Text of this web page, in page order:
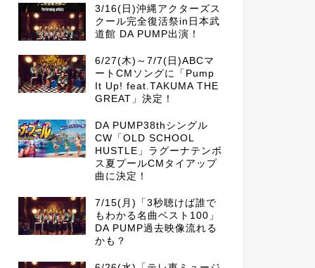
3/16(日)沖縄アクターズス
クール完全復活祭in日本武
道館 DA PUMP出演！
6/27(木)～7/7(日)ABCマ
ートCMソングに「Pump
It Up! feat.TAKUMA THE
GREAT」決定！
DA PUMP38thシングル
CW「OLD SCHOOL
HUSTLE」ラグーナテンボ
ス夏プールCMタイアップ
曲に決定！
7/15(月)「3秒聴けば誰で
もわかる名曲ベスト100」
DA PUMP過去映像流れる
かも？